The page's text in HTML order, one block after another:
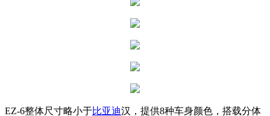
EZ-6整体尺寸略小于比亚迪汉，提供8种车身颜色，搭载分体